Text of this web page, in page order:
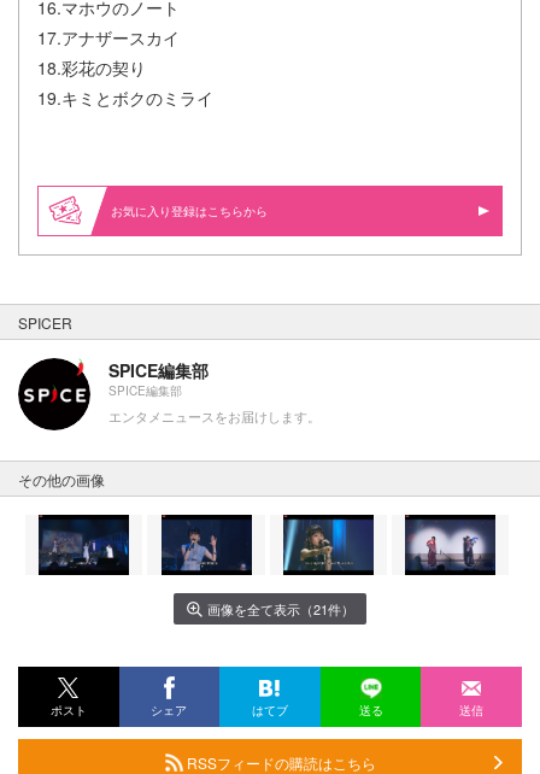
16.マホウのノート
17.アナザースカイ
18.彩花の契り
19.キミとボクのミライ
お気に入り登録はこちらから
SPICER
SPICE編集部
SPICE編集部
エンタメニュースをお届けします。
その他の画像
画像を全て表示（21件）
ポスト シェア はてブ 送る 送信
RSSフィードの購読はこちら